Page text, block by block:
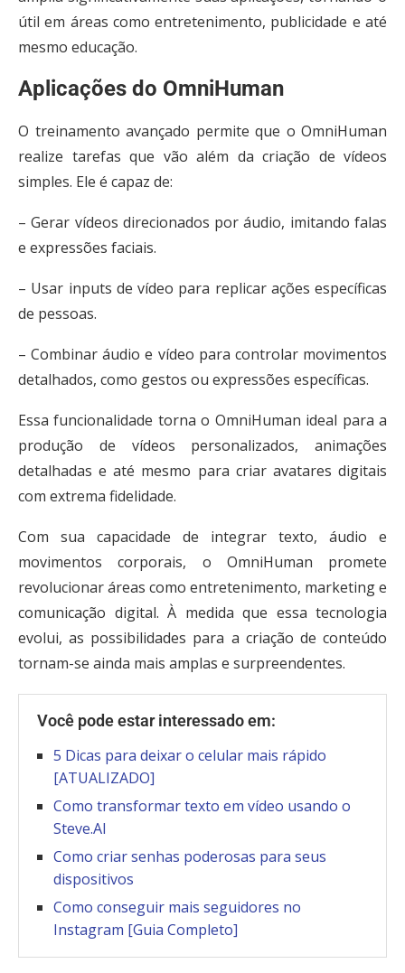
útil em áreas como entretenimento, publicidade e até
mesmo educação.
Aplicações do OmniHuman
O treinamento avançado permite que o OmniHuman
realize tarefas que vão além da criação de vídeos
simples. Ele é capaz de:
– Gerar vídeos direcionados por áudio, imitando falas
e expressões faciais.
– Usar inputs de vídeo para replicar ações específicas
de pessoas.
– Combinar áudio e vídeo para controlar movimentos
detalhados, como gestos ou expressões específicas.
Essa funcionalidade torna o OmniHuman ideal para a
produção de vídeos personalizados, animações
detalhadas e até mesmo para criar avatares digitais
com extrema fidelidade.
Com sua capacidade de integrar texto, áudio e
movimentos corporais, o OmniHuman promete
revolucionar áreas como entretenimento, marketing e
comunicação digital. À medida que essa tecnologia
evolui, as possibilidades para a criação de conteúdo
tornam-se ainda mais amplas e surpreendentes.
Você pode estar interessado em:
5 Dicas para deixar o celular mais rápido
[ATUALIZADO]
Como transformar texto em vídeo usando o
Steve.AI
Como criar senhas poderosas para seus
dispositivos
Como conseguir mais seguidores no
Instagram [Guia Completo]